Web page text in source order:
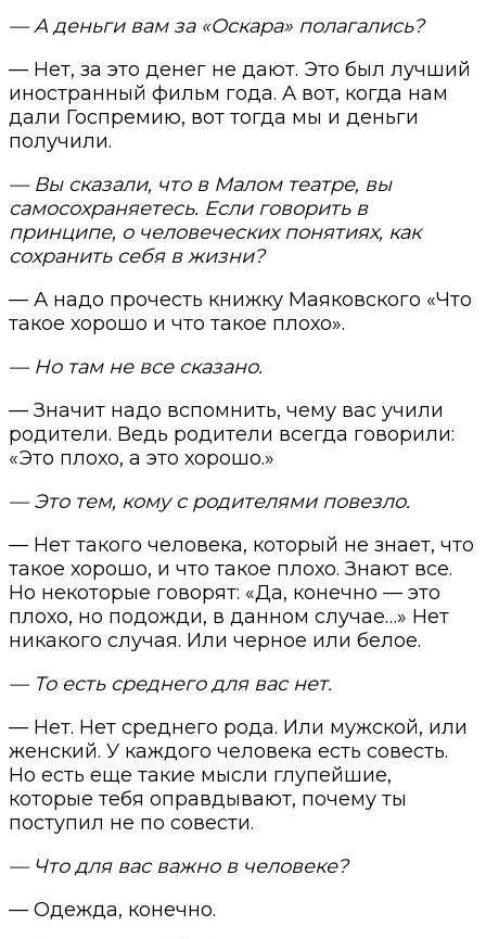
— А деньги вам за «Оскара» полагались?
— Нет, за это денег не дают. Это был лучший
иностранный фильм года. А вот, когда нам
дали Госпремию, вот тогда мы и деньги
получили.
— Вы сказали, что в Малом театре, вы
самосохраняетесь. Если говорить в
принципе, о человеческих понятиях, как
сохранить себя в жизни?
— А надо прочесть книжку Маяковского «Что
такое хорошо и что такое плохо».
— Но там не все сказано.
— Значит надо вспомнить, чему вас учили
родители. Ведь родители всегда говорили:
«Это плохо, а это хорошо.»
— Это тем, кому с родителями повезло.
— Нет такого человека, который не знает, что
такое хорошо, и что такое плохо. Знают все.
Но некоторые говорят: «Да, конечно — это
плохо, но подожди, в данном случае…» Нет
никакого случая. Или черное или белое.
— То есть среднего для вас нет.
— Нет. Нет среднего рода. Или мужской, или
женский. У каждого человека есть совесть.
Но есть еще такие мысли глупейшие,
которые тебя оправдывают, почему ты
поступил не по совести.
— Что для вас важно в человеке?
— Одежда, конечно.